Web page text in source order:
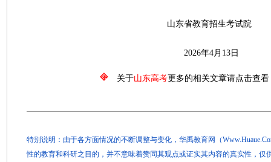
山东省教育招生考试院
2026年4月13日
关于山东高考更多的相关文章请点击查看
特别说明：由于各方面情况的不断调整与变化，华禹教育网（
性的教育和科研之目的，并不意味着赞同其观点或证实其内容的真实性，仅